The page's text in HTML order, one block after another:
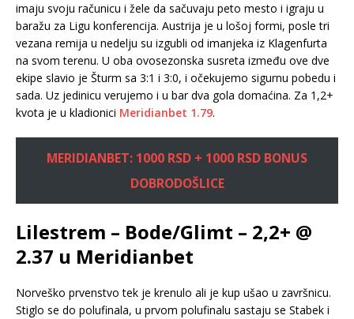
imaju svoju računicu i žele da sačuvaju peto mesto i igraju u
baražu za Ligu konferencija. Austrija je u lošoj formi, posle tri
vezana remija u nedelju su izgubli od imanjeka iz Klagenfurta
na svom terenu. U oba ovosezonska susreta između ove dve
ekipe slavio je Šturm sa 3:1 i 3:0, i očekujemo sigurnu pobedu i
sada. Uz jedinicu verujemo i u bar dva gola domaćina. Za 1,2+
kvota je u kladionici Meridianbet 1.79.
MERIDIANBET: 1000 RSD + 1000 RSD BONUS
DOBRODOŠLICE
Lilestrem – Bode/Glimt – 2,2+ @
2.37 u Meridianbet
Norveško prvenstvo tek je krenulo ali je kup ušao u završnicu.
Stiglo se do polufinala, u prvom polufinalu sastaju se Stabek i